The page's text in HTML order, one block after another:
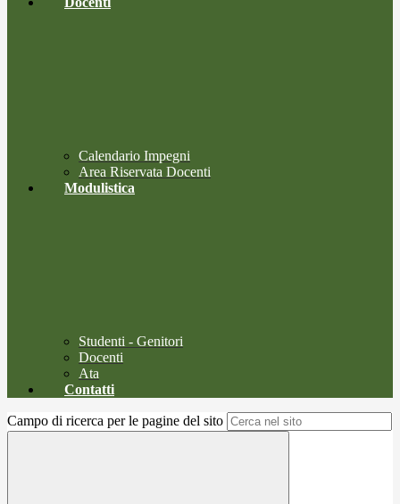
Calendario Impegni
Area Riservata Docenti
Modulistica
Studenti - Genitori
Docenti
Ata
Contatti
Campo di ricerca per le pagine del sito